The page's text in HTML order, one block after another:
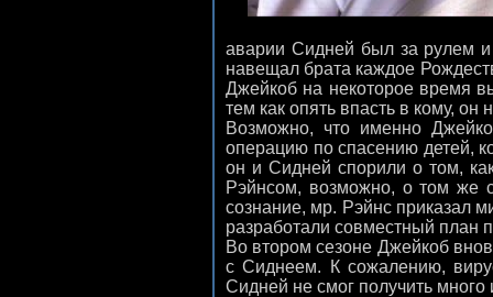
аварии Сидней был за рулем
навещал брата каждое
Джейкоб на некоторое время
тем как опять впасть в кому, он
Возможно, что именно
операцию по спасению детей,
он и Сидней спорили о том,
Рэйнсом, возможно, о том же
сознание, мр. Рэйнс приказал
разработали совместный план
Во втором сезоне Джейкоб
с Сиднеем. К сожалению,
Сидней не смог получить